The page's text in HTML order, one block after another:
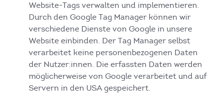
Website-Tags verwalten und implementieren.
Durch den Google Tag Manager können wir
verschiedene Dienste von Google in unsere
Website einbinden. Der Tag Manager selbst
verarbeitet keine personenbezogenen Daten
der Nutzer:innen. Die erfassten Daten werden
möglicherweise von Google verarbeitet und auf
Servern in den USA gespeichert.